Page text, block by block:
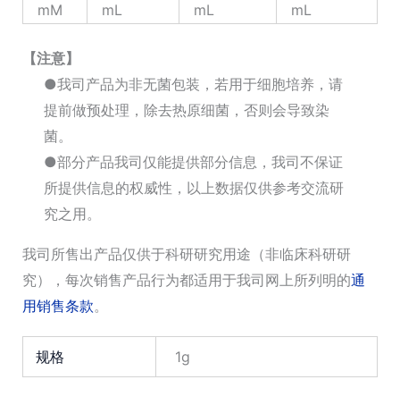
mM
mL
mL
mL
【注意】
●我司产品为非无菌包装，若用于细胞培养，请
提前做预处理，除去热原细菌，否则会导致染
菌。
●部分产品我司仅能提供部分信息，我司不保证
所提供信息的权威性，以上数据仅供参考交流研
究之用。
我司所售出产品仅供于科研研究用途（非临床科研研
究），每次销售产品行为都适用于我司网上所列明的通
用销售条款。
规格 1g